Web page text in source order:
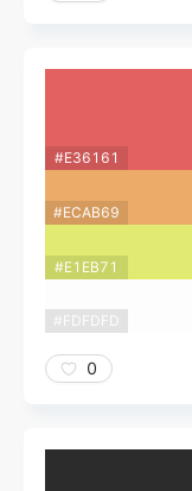
#E36161
#ECAB69
#E1EB71
#FDFDFD
0